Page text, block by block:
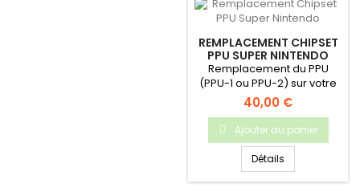
REMPLACEMENT CHIPSET
PPU SUPER NINTENDO
Remplacement du PPU
(PPU-1 ou PPU-2) sur votre
console SNES / Super
Famicom !
40,00 €
Ajouter au panier
Détails